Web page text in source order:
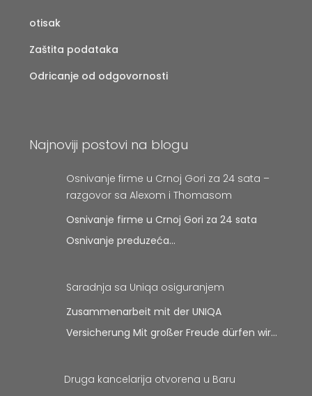
otisak
Zaštita podataka
Odricanje od odgovornosti
Najnoviji postovi na blogu
Osnivanje firme u Crnoj Gori za 24 sata –
razgovor sa Alexom i Thomasom
Osnivanje firme u Crnoj Gori za 24 sata
Osnivanje preduzeća…
Saradnja sa Uniqa osiguranjem
Zusammenarbeit mit der UNIQA
Versicherung Mit großer Freude dürfen wir…
Druga kancelarija otvorena u Baru